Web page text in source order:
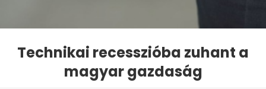
Technikai recesszióba zuhant a
magyar gazdaság